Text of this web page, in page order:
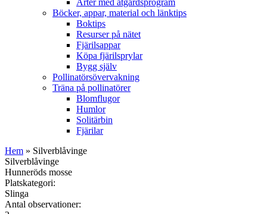
Böcker, appar, material och länktips
Boktips
Resurser på nätet
Fjärilsappar
Köpa fjärilsprylar
Bygg själv
Pollinatörsövervakning
Träna på pollinatörer
Blomflugor
Humlor
Solitärbin
Fjärilar
Hem » Silverblåvinge
Silverblåvinge
Hunneröds mosse
Platskategori:
Slinga
Antal observationer: